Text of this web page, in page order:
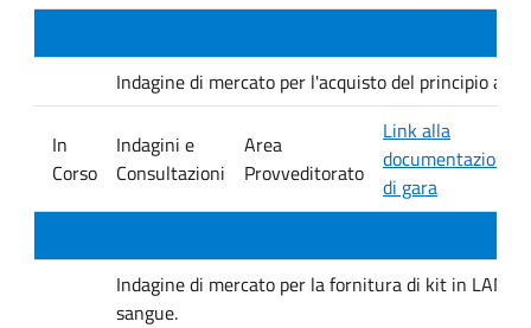
Indagine di mercato per l'acquisto del principio
In
Corso
Indagini e
Consultazioni
Area
Provveditorato
Link alla
documentazione
di gara
Indagine di mercato per la fornitura di kit in LAMP
sangue.